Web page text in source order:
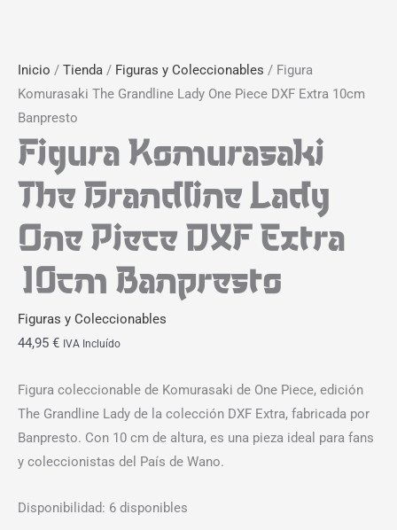
Inicio / Tienda / Figuras y Coleccionables / Figura
Komurasaki The Grandline Lady One Piece DXF Extra 10cm
Banpresto
Figura Komurasaki
The Grandline Lady
One Piece DXF Extra
10cm Banpresto
Figuras y Coleccionables
44,95 € IVA Incluído
Figura coleccionable de Komurasaki de One Piece, edición
The Grandline Lady de la colección DXF Extra, fabricada por
Banpresto. Con 10 cm de altura, es una pieza ideal para fans
y coleccionistas del País de Wano.
Disponibilidad: 6 disponibles